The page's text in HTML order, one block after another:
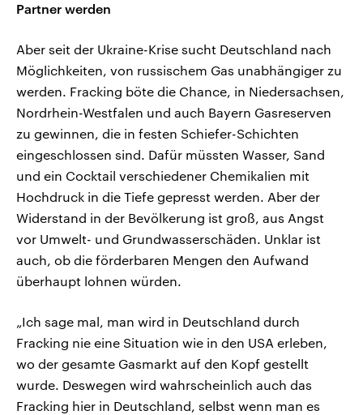
Partner werden
Aber seit der Ukraine-Krise sucht Deutschland nach
Möglichkeiten, von russischem Gas unabhängiger zu
werden. Fracking böte die Chance, in Niedersachsen,
Nordrhein-Westfalen und auch Bayern Gasreserven
zu gewinnen, die in festen Schiefer-Schichten
eingeschlossen sind. Dafür müssten Wasser, Sand
und ein Cocktail verschiedener Chemikalien mit
Hochdruck in die Tiefe gepresst werden. Aber der
Widerstand in der Bevölkerung ist groß, aus Angst
vor Umwelt- und Grundwasserschäden. Unklar ist
auch, ob die förderbaren Mengen den Aufwand
überhaupt lohnen würden.
„Ich sage mal, man wird in Deutschland durch
Fracking nie eine Situation wie in den USA erleben,
wo der gesamte Gasmarkt auf den Kopf gestellt
wurde. Deswegen wird wahrscheinlich auch das
Fracking hier in Deutschland, selbst wenn man es